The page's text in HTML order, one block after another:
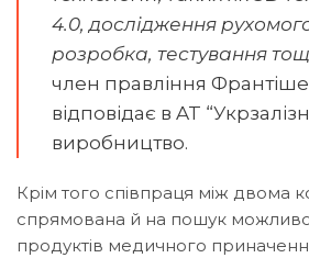
4.0, дослідження
розробка, тестування
член правління
відповідає в AT
виробництво.
Крім того співпраця між двома
спрямована й на пошук
продуктів медичного